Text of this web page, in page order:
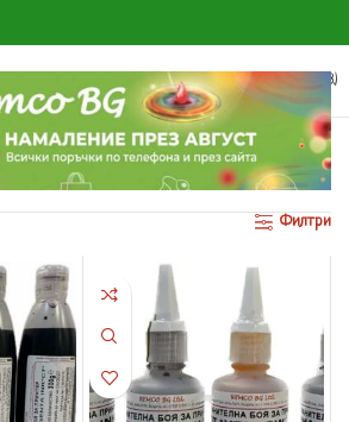
0
0.00€ (0.00 ЛВ.)
28
резултата
Филтри